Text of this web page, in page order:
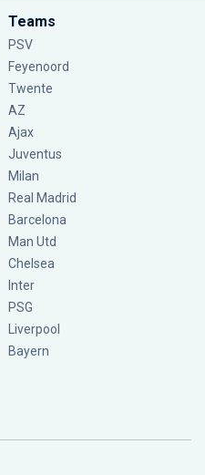
Teams
PSV
Feyenoord
Twente
AZ
Ajax
Juventus
Milan
Real Madrid
Barcelona
Man Utd
Chelsea
Inter
PSG
Liverpool
Bayern